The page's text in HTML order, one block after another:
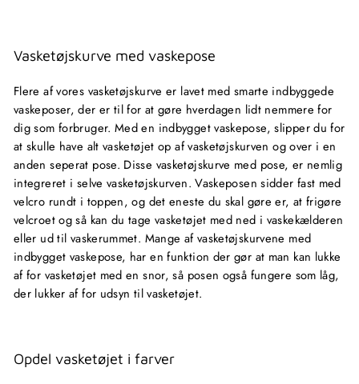
Vasketøjskurve med vaskepose
Flere af vores vasketøjskurve er lavet med smarte indbyggede
vaskeposer, der er til for at gøre hverdagen lidt nemmere for
dig som forbruger. Med en indbygget vaskepose, slipper du for
at skulle have alt vasketøjet op af vasketøjskurven og over i en
anden seperat pose. Disse vasketøjskurve med pose, er nemlig
integreret i selve vasketøjskurven. Vaskeposen sidder fast med
velcro rundt i toppen, og det eneste du skal gøre er, at frigøre
velcroet og så kan du tage vasketøjet med ned i vaskekælderen
eller ud til vaskerummet. Mange af vasketøjskurvene med
indbygget vaskepose, har en funktion der gør at man kan lukke
af for vasketøjet med en snor, så posen også fungere som låg,
der lukker af for udsyn til vasketøjet.
Opdel vasketøjet i farver